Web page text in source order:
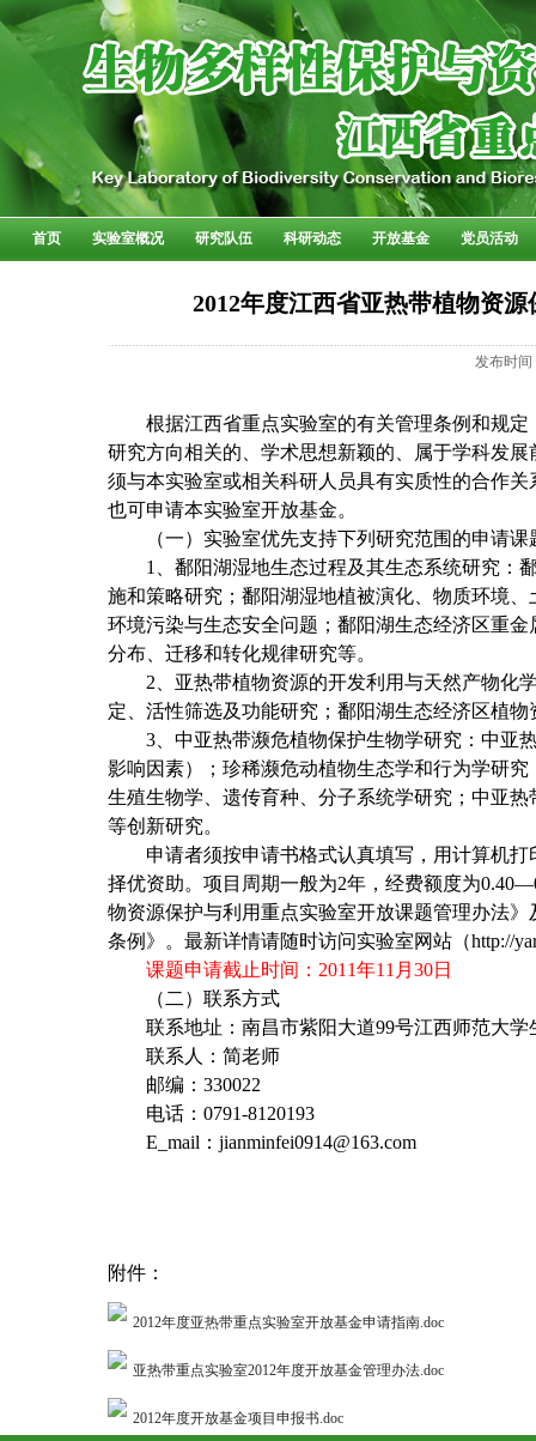
首页 实验室概况 研究队伍 科研动态 开放基金 党员活动
2012年度江西省亚热带植物资
发布时
根据江西省重点实验室的有关管理条例和规
研究方向相关的、学术思想新颖的、属于学科发
须与本实验室或相关科研人员具有实质性的合作
也可申请本实验室开放基金。
（一）实验室优先支持下列研究范围的申请课
1
、鄱阳湖湿地生态过程及其生态系统研究
施和策略研究；鄱阳湖湿地植被演化、物质环境
环境污染与生态安全问题；鄱阳湖生态经济区重
分布、迁移和转化规律研究等。
2 、亚热带植物资源的开发利用与天然产物
定、活性筛选及功能研究；鄱阳湖生态经济区植
3 、中亚热带濒危植物保护生物学研究：中
影响因素）；珍稀濒危动植物生态学和行为学研
生殖生物学、遗传育种、分子系统学研究；中亚
等创新研究。
申请者须按申请书格式认真填写，用计算机
择优资助。项目周期一般为2年，经费额度为0.40—
物资源保护与利用重点实验室开放课题管理办法
条例》。最新详情请随时访问实验室网站（http://
课题申请截止时间： 2011年11 月 30日
（二）联系方式
联系地址：南昌市紫阳大道99号江西师范大学
联系人：简老师
邮编： 330022
电话： 0791-8120193
E_mail ： jianminfei0914@163.com
附件：
2012年度亚热带重点实验室开放基金申请指南.doc
亚热带重点实验室2012年度开放基金管理办法.doc
2012年度开放基金项目申报书.doc